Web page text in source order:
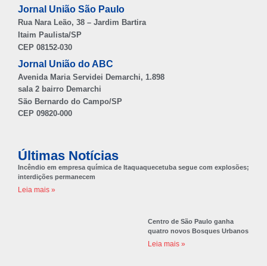
Jornal União São Paulo
Rua Nara Leão, 38 – Jardim Bartira
Itaim Paulista/SP
CEP 08152-030
Jornal União do ABC
Avenida Maria Servidei Demarchi, 1.898
sala 2 bairro Demarchi
São Bernardo do Campo/SP
CEP 09820-000
Últimas Notícias
Incêndio em empresa química de Itaquaquecetuba segue com explosões;
interdições permanecem
Leia mais »
Centro de São Paulo ganha
quatro novos Bosques Urbanos
Leia mais »